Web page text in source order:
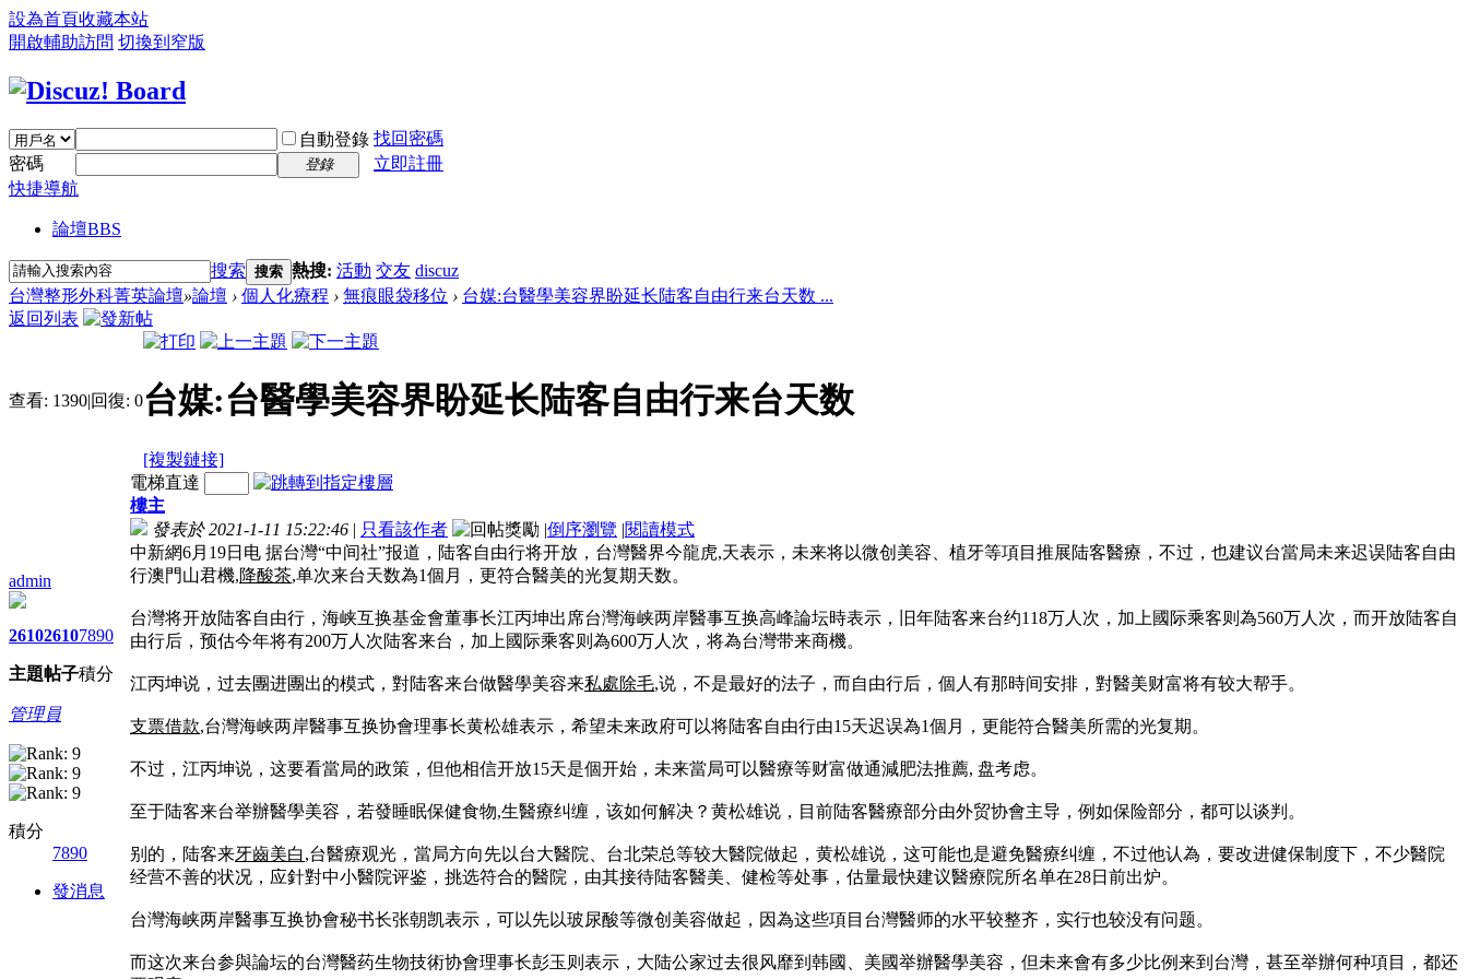
設為首頁收藏本站
開啟輔助訪問 切換到窄版
自動登錄 找回密碼
密碼
登錄
立即註冊
快捷導航
論壇BBS
搜索 搜索 熱搜: 活動 交友 discuz
台灣整形外科菁英論壇»論壇 › 個人化療程 › 無痕眼袋移位 › 台媒:台醫學美容界盼延长陆客自由行来台天数 ...
返回列表
查看: 1390|回復: 0台媒:台醫學美容界盼延长陆客自由行来台天数
[複製鏈接]
admin
2610
主題
2610
帖子
7890
積分
管理員
積分
7890
發消息
電梯直達
樓主
發表於 2021-1-11 15:22:46 | 只看該作者 |倒序瀏覽 |閱讀模式
中新網6月19日电 据台灣“中间社”报道，陆客自由行将开放，台灣醫界今龍虎,天表示，未来将以微创美容、植牙等項目推展陆客醫療，不过，也建议台當局未来迟误陆客自由
行澳門山君機,降酸茶,单次来台天数為1個月，更符合醫美的光复期天数。
台灣将开放陆客自由行，海峡互换基金會董事长江丙坤出席台灣海峡两岸醫事互换高峰論坛時表示，旧年陆客来台约118万人次，加上國际乘客则為560万人次，而开放陆客自
由行后，预估今年将有200万人次陆客来台，加上國际乘客则為600万人次，将為台灣带来商機。
江丙坤说，过去團进團出的模式，對陆客来台做醫學美容来私處除毛,说，不是最好的法子，而自由行后，個人有那時间安排，對醫美财富将有较大帮手。
支票借款,台灣海峡两岸醫事互换协會理事长黄松雄表示，希望未来政府可以将陆客自由行由15天迟误為1個月，更能符合醫美所需的光复期。
不过，江丙坤说，这要看當局的政策，但他相信开放15天是個开始，未来當局可以醫療等财富做通減肥法推薦, 盘考虑。
至于陆客来台举辦醫學美容，若發睡眠保健食物,生醫療纠缠，该如何解决？黄松雄说，目前陆客醫療部分由外贸协會主导，例如保险部分，都可以谈判。
别的，陆客来牙齒美白,台醫療观光，當局方向先以台大醫院、台北荣总等较大醫院做起，黄松雄说，这可能也是避免醫療纠缠，不过他认為，要改进健保制度下，不少醫院
经营不善的状况，应針對中小醫院评鉴，挑选符合的醫院，由其接待陆客醫美、健检等处事，估量最快建议醫療院所名单在28日前出炉。
台灣海峡两岸醫事互换协會秘书长张朝凯表示，可以先以玻尿酸等微创美容做起，因為这些項目台灣醫师的水平较整齐，实行也较没有问题。
而这次来台参與論坛的台灣醫药生物技術协會理事长彭玉则表示，大陆公家过去很风靡到韩國、美國举辦醫學美容，但未来會有多少比例来到台灣，甚至举辦何种項目，都还